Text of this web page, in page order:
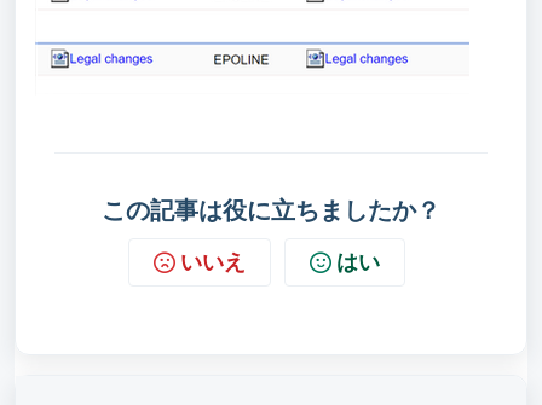
この記事は役に立ちましたか？
いいえ はい